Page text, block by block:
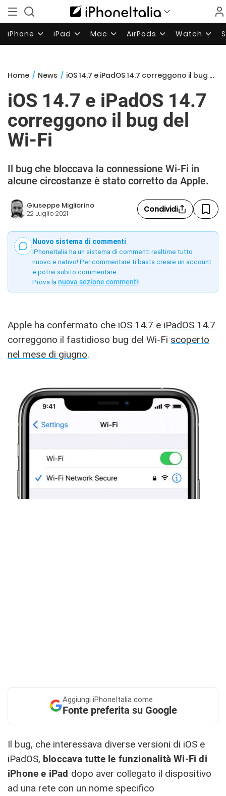
iPhone iPad Mac AirPods Watch
Home / News / iOS 14.7 e iPadOS 14.7 correggono il bug del Wi-Fi
iOS 14.7 e iPadOS 14.7
correggono il bug del
Wi-Fi
Il bug che bloccava la connessione Wi-Fi in
alcune circostanze è stato corretto da Apple.
Giuseppe Migliorino
22 Luglio 2021 Condividi
Nuovo sistema di commenti
iPhoneItalia ha un sistema di commenti realtime tutto
nuovo e nativo! Per commentare ti basta creare un account
e potrai subito commentare.
Prova la nuova sezione commenti!
Apple ha confermato che iOS 14.7 e iPadOS 14.7
correggono il fastidioso bug del Wi-Fi scoperto
nel mese di giugno.
Aggiungi iPhoneItalia come
Fonte preferita su Google
Il bug, che interessava diverse versioni di iOS e
iPadOS, bloccava tutte le funzionalità Wi-Fi di
iPhone e iPad dopo aver collegato il dispositivo
ad una rete con un nome specifico